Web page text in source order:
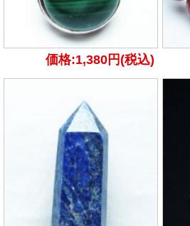
価格:1,380円(税込)